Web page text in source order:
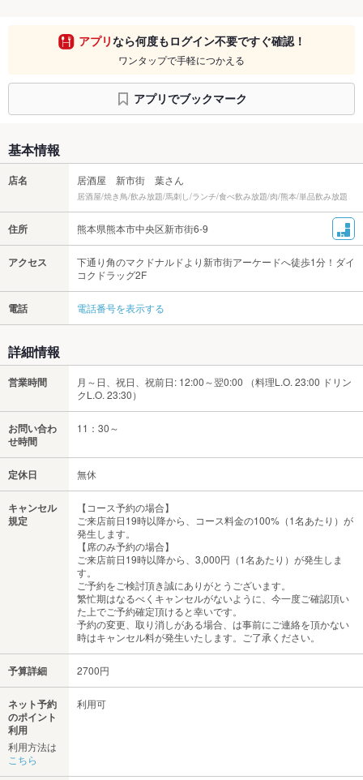
アプリなら何度もログイン不要ですぐ確認！
ワンタップで手軽につかえる
アプリでブックマーク
基本情報
店名 居酒屋 新市街 葉さん
居酒屋/焼き鳥/飲み放題/馬刺し/ランチ/食べ飲み放題/肉/熊本/単品飲み放題
住所 熊本県熊本市中央区新市街6-9
アクセス
下通り角のマクドナルドより新市街アーケードへ徒歩1分！ダイ
コクドラッグ2F
電話 電話番号を表示する
詳細情報
営業時間
月～日、祝日、祝前日: 12:00～翌0:00 （料理L.O. 23:00 ドリン
クL.O. 23:30）
お問い合わ
せ時間
11：30～
定休日 無休
キャンセル
規定
【コース予約の場合】
ご来店前日19時以降から、コース料金の100%（1名あたり）が
発生します。
【席のみ予約の場合】
ご来店前日19時以降から、3,000円（1名あたり）が発生しま
す。
ご予約をご検討頂き誠にありがとうございます。
繁忙期はなるべくキャンセルがないように、今一度ご確認頂い
た上でご予約確定頂けると幸いです。
予約の変更、取り消しがある場合、は事前にご連絡を頂かない
時はキャンセル料が発生いたします。ご了承ください。
予算詳細 2700円
ネット予約
のポイント
利用
利用方法は
こちら
利用可